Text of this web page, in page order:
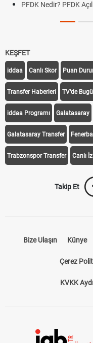
PFDK Nedir? PFDK
KEŞFET
iddaa Canlı Skor Puan
Transfer Haberleri TV'de
iddaa Programı Galatasaray
Galatasaray Transfer
Trabzonspor Transfer Canlı
Takip Et
Bize Ulaşın Künye
Çerez
KVKK